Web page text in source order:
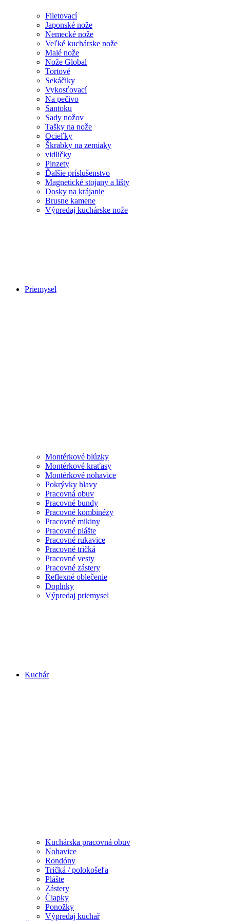
Filetovací
Japonské nože
Nemecké nože
Veľké kuchárske nože
Malé nože
Nože Global
Tortové
Sekáčiky
Vykosťovací
Na pečivo
Santoku
Sady nožov
Tašky na nože
Ocieľky
Škrabky na zemiaky
vidličky
Pinzety
Ďalšie príslušenstvo
Magnetické stojany a lišty
Dosky na krájanie
Brusne kamene
Výpredaj kuchárske nože
Priemysel
Montérkové blúzky
Montérkové kraťasy
Montérkové nohavice
Pokrývky hlavy
Pracovná obuv
Pracovné bundy
Pracovné kombinézy
Pracovné mikiny
Pracovné plášte
Pracovné rukavice
Pracovné tričká
Pracovné vesty
Pracovné zástery
Reflexné oblečenie
Doplnky
Výpredaj priemysel
Kuchár
Kuchárska pracovná obuv
Nohavice
Rondóny
Tričká / polokošeľa
Plášte
Zástery
Čiapky
Ponožky
Výpredaj kuchař